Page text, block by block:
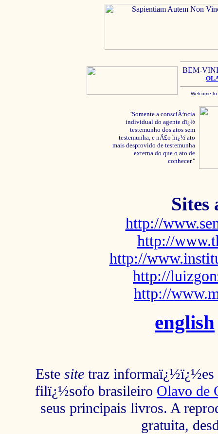
BEM-
Welcome
"Somente a consciÃªncia
individual do agente dï¿½
testemunho dos atos sem
testemunha, e nÃ£o hï¿½ ato
mais desprovido de testemunha
externa do que o ato de
conhecer."
Sites
http://
http://
http://
http://
http://
english
Este site traz informaï¿½ï¿½es
filï¿½sofo brasileiro Olavo de
seus principais livros. A
gratuita,